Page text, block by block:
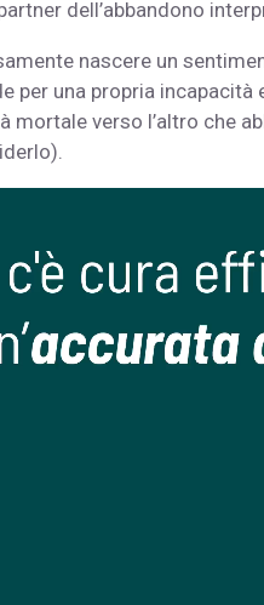
dell’abbandono
nascere un
per una propria
mortale verso l’altro che